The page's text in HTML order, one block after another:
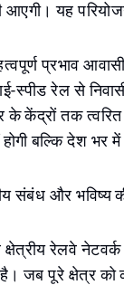
आएगी। यह
प्रभाव
स्पीड रेल से
के केंद्रों तक
बल्कि देश भर
संबंध और भविष्य
क्षेत्रीय रेलवे
जब पूरे क्षेत्र को